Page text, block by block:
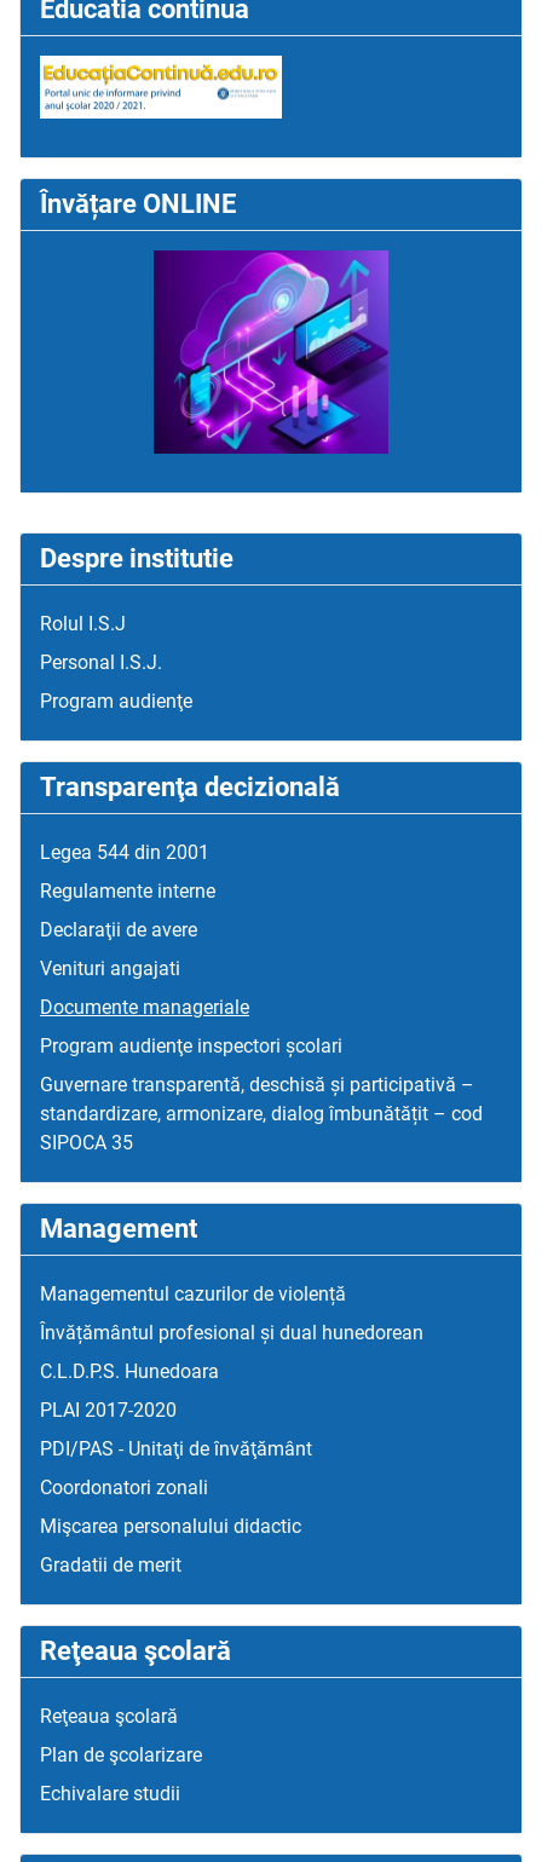
Despre institutie
Rolul I.S.J
Personal I.S.J.
Program audienţe
Transparenţa decizională
Legea 544 din 2001
Regulamente interne
Declaraţii de avere
Venituri angajati
Documente manageriale
Program audienţe inspectori școlari
Guvernare transparentă, deschisă și participativă –
standardizare, armonizare, dialog îmbunătățit – cod
SIPOCA 35
Management
Managementul cazurilor de violență
Învățământul profesional și dual hunedorean
C.L.D.P.S. Hunedoara
PLAI 2017-2020
PDI/PAS - Unitaţi de învăţământ
Coordonatori zonali
Mişcarea personalului didactic
Gradatii de merit
Reţeaua şcolară
Reţeaua şcolară
Plan de şcolarizare
Echivalare studii
Educatia continua
Învățare ONLINE